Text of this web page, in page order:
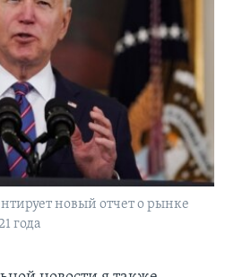
новый отчет о рынке
года